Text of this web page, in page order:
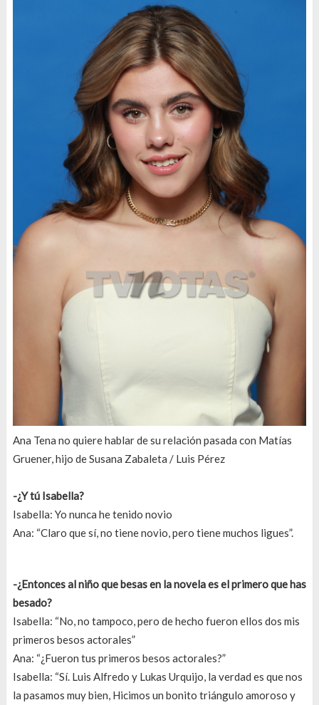
Ana Tena no quiere hablar de su relación pasada con Matías
Gruener, hijo de Susana Zabaleta / Luis Pérez
-¿Y tú Isabella?
Isabella: Yo nunca he tenido novio
Ana: “Claro que sí, no tiene novio, pero tiene muchos ligues”.
-¿Entonces al niño que besas en la novela es el primero que has
besado?
Isabella: “No, no tampoco, pero de hecho fueron ellos dos mis
primeros besos actorales”
Ana: “¿Fueron tus primeros besos actorales?”
Isabella: “Sí. Luis Alfredo y Lukas Urquijo, la verdad es que nos
la pasamos muy bien, Hicimos un bonito triángulo amoroso y